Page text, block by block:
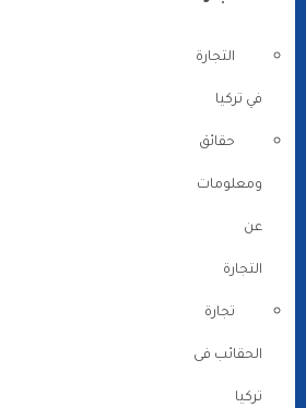
التجارة
في تركيا
حقائق
ومعلومات
عن
التجارة
تجارة
الحقائب فى
تركيا